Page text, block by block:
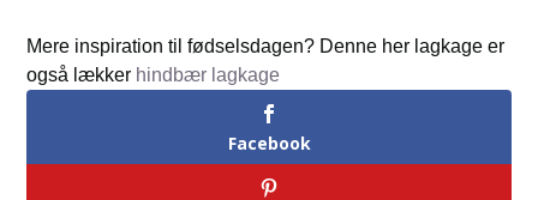
Mere inspiration til fødselsdagen? Denne her lagkage er
også lækker hindbær lagkage
Facebook